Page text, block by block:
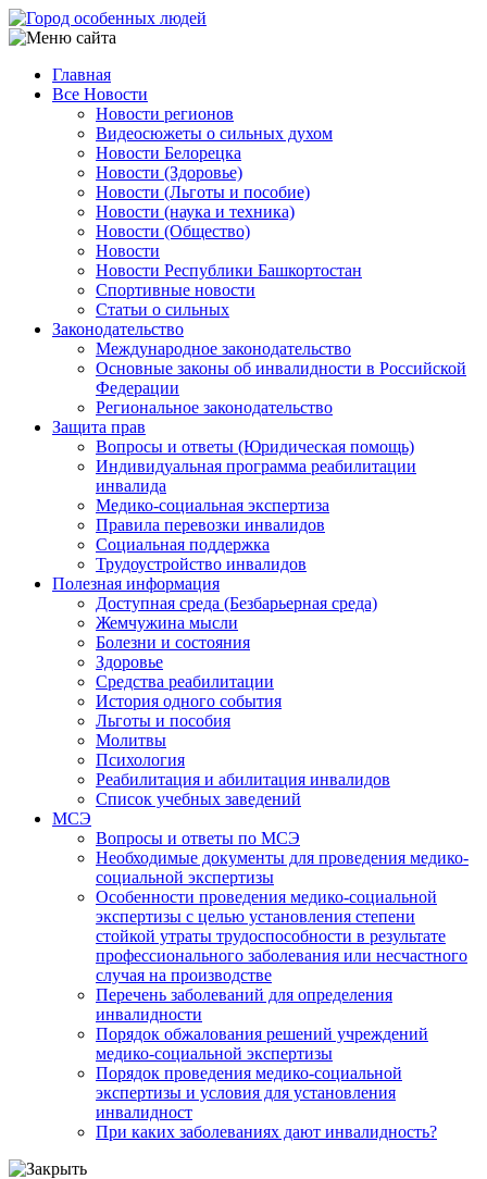
Перейти
к
содержанию
Main
navigation
Главная
Все Новости
Новости регионов
Видеосюжеты о сильных духом
Новости Белорецка
Новости (Здоровье)
Новости (Льготы и пособие)
Новости (наука и техника)
Новости (Общество)
Новости
Новости Республики Башкортостан
Спортивные новости
Статьи о сильных
Законодательство
Международное законодательство
Основные законы об инвалидности в Российской
Федерации
Региональное законодательство
Защита прав
Вопросы и ответы (Юридическая помощь)
Индивидуальная программа реабилитации
инвалида
Медико-социальная экспертиза
Правила перевозки инвалидов
Социальная поддержка
Трудоустройство инвалидов
Полезная информация
Доступная среда (Безбарьерная среда)
Жемчужина мысли
Болезни и состояния
Здоровье
Средства реабилитации
История одного события
Льготы и пособия
Молитвы
Психология
Реабилитация и абилитация инвалидов
Список учебных заведений
МСЭ
Вопросы и ответы по МСЭ
Необходимые документы для проведения медико-
социальной экспертизы
Особенности проведения медико-социальной
экспертизы с целью установления степени
стойкой утраты трудоспособности в результате
профессионального заболевания или несчастного
случая на производстве
Перечень заболеваний для определения
инвалидности
Порядок обжалования решений учреждений
медико-социальной экспертизы
Порядок проведения медико-социальной
экспертизы и условия для установления
инвалидност
При каких заболеваниях дают инвалидность?